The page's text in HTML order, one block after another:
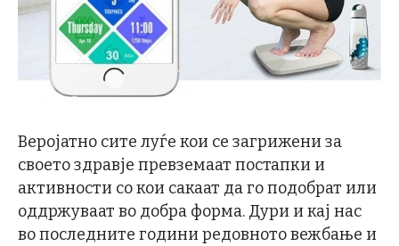
Веројатно сите луѓе кои се загрижени за
своето здравје превземаат постапки и
активности со кои сакаат да го подобрат или
оддржуваат во добра форма. Дури и кај нас
во последните години редовното вежбање и